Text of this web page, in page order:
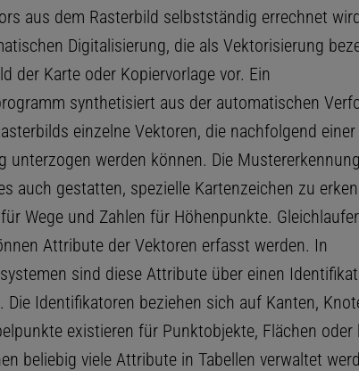
aus dem Rasterbild selbstständig errechnet
Digitalisierung, die als Vektorisierung
der Karte oder Kopiervorlage vor. Ein
synthetisiert aus der automatischen
einzelne Vektoren, die nachfolgend einer
unterzogen werden können. Die
auch gestatten, spezielle Kartenzeichen zu
Wege und Zahlen für Höhenpunkte.
Attribute der Vektoren erfasst werden. In
sind diese Attribute über einen
Die Identifikatoren beziehen sich auf Kanten,
existieren für Punktobjekte, Flächen oder
beliebig viele Attribute in Tabellen verwaltet